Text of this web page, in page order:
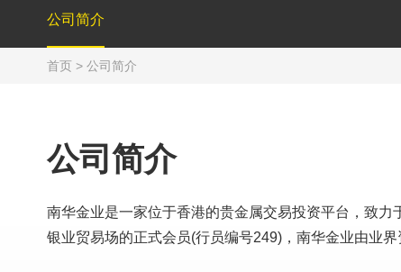
公司简介
首页 > 公司简介
公司简介
南华金业是一家位于香港的贵金属交易投资平台，致
银业贸易场的正式会员(行员编号249)，南华金业由业界